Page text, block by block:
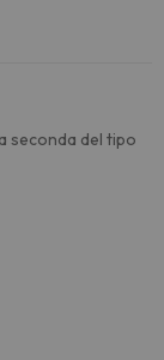
seconda del tipo